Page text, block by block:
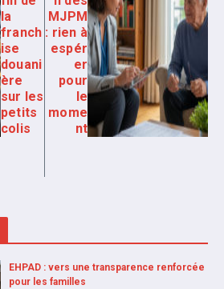
la
franch
ise
douani
ère
sur les
petits
colis
MJPM
: rien à
espér
er
pour
le
mome
nt
EHPAD : vers une transparence renforcée
pour les familles